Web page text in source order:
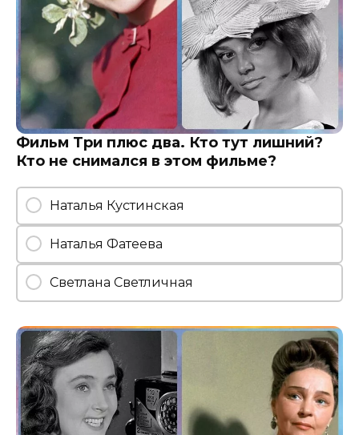
Фильм Три плюс два. Кто тут лишний?
Кто не снимался в этом фильме?
Наталья Кустинская
Наталья Фатеева
Светлана Светличная